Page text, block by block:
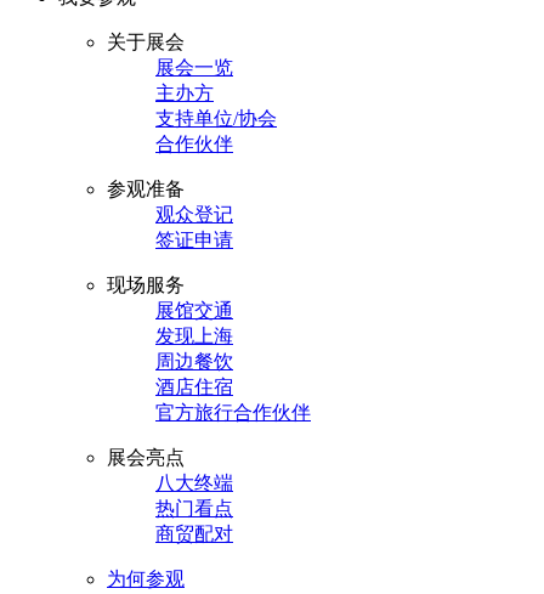
关于展会
展会一览
主办方
支持单位/协会
合作伙伴
参观准备
观众登记
签证申请
现场服务
展馆交通
发现上海
周边餐饮
酒店住宿
官方旅行合作伙伴
展会亮点
八大终端
热门看点
商贸配对
为何参观